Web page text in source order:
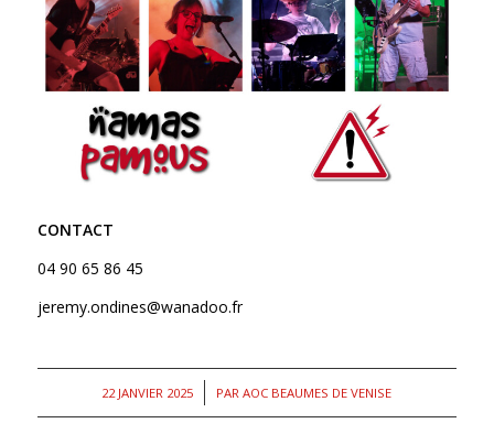
CONTACT
04 90 65 86 45
jeremy.ondines@wanadoo.fr
22 JANVIER 2025
/ PARAOC BEAUMES DE VENISE